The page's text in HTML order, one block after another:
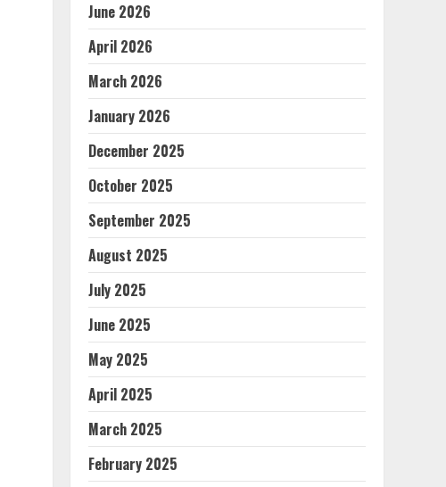
June 2026
April 2026
March 2026
January 2026
December 2025
October 2025
September 2025
August 2025
July 2025
June 2025
May 2025
April 2025
March 2025
February 2025